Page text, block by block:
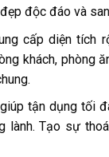
độc đáo và
cấp diện tích
khách, phòng
tận dụng tối
lành. Tạo sự